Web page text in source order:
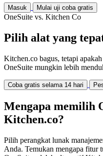
Masuk Mulai uji coba gratis
OneSuite vs. Kitchen Co
Pilih alat yang
Kitchen.co bagus, tetapi
OneSuite mungkin lebih
Coba gratis selama 14 hari
Mengapa memilih
Kitchen.co?
Pilih perangkat lunak
Anda. Temukan mengapa fitur